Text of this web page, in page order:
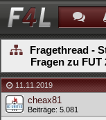
Fragethread -
Fragen zu FUT
11.11.2019
cheax81
Beiträge: 5.081